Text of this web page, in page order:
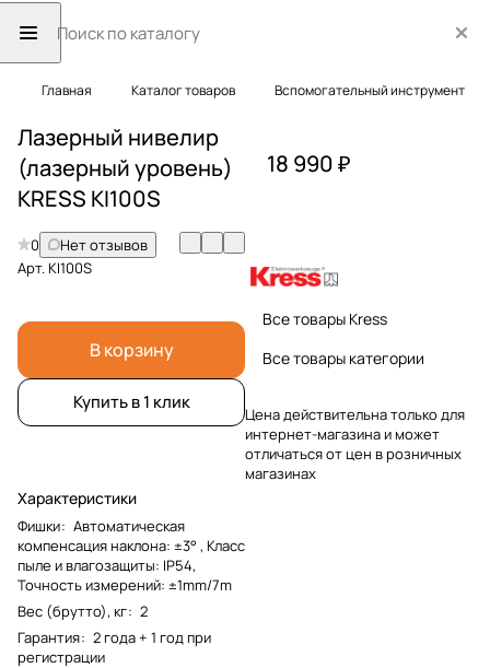
Главная Каталог товаров Вспомогательный инструмент
Лазерный нивелир
(лазерный уровень)
KRESS KI100S
0
Нет отзывов
Арт.KI100S
В корзину
Купить в 1 клик
Характеристики
Фишки: Автоматическая
компенсация наклона: ±3° , Класс
пыле и влагозащиты: IP54,
Точность измерений: ±1mm/7m
Вес (брутто), кг: 2
Гарантия: 2 года + 1 год при
регистрации
18 990 ₽
Все товары Kress
Все товары категории
Цена действительна только для
интернет-магазина и может
отличаться от цен в розничных
магазинах